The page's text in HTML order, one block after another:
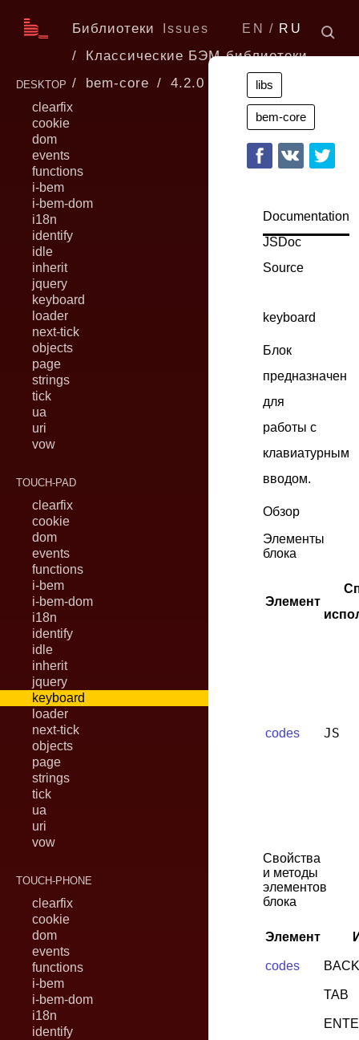
EN RU
Issues
Библиотеки
Классические БЭМ-библиотеки
bem-core
4.2.0
DESKTOP
clearfix
cookie
dom
events
functions
i-bem
i-bem-dom
i18n
identify
idle
inherit
jquery
keyboard
loader
next-tick
objects
page
strings
tick
ua
uri
vow
TOUCH-PAD
clearfix
cookie
dom
events
functions
i-bem
i-bem-dom
i18n
identify
idle
inherit
jquery
keyboard
loader
next-tick
objects
page
strings
tick
ua
uri
vow
TOUCH-PHONE
clearfix
cookie
dom
events
functions
i-bem
i-bem-dom
i18n
identify
Documentation
JSDoc
Source
keyboard
Блок
предназначен
для
работы с
клавиатурным
вводом.
Обзор
Элементы
блока
Элемент
codes JS
Свойства
и методы
элементов
блока
Элемент
codes
TAB
libs
bem-core